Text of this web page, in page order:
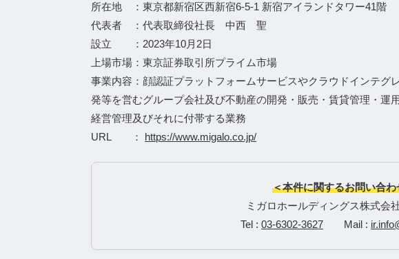
所在地 ：東京都新宿区西新宿6-5-1 新宿アイランドタワー41階
代表者 ：代表取締役社長 中西 聖
設立 ：2023年10月2日
上場市場：東京証券取引所プライム市場
事業内容：顔認証プラットフォームサービスやクラウドインテグ
発等を営むグループ会社及び不動産の開発・販売・賃貸管理・運
経営管理及びそれに付帯する業務
URL ： https://www.migalo.co.jp/
＜本件に関するお問い合わ
ミガロホールディングス株式会
Tel : 03-6302-3627 Mail :